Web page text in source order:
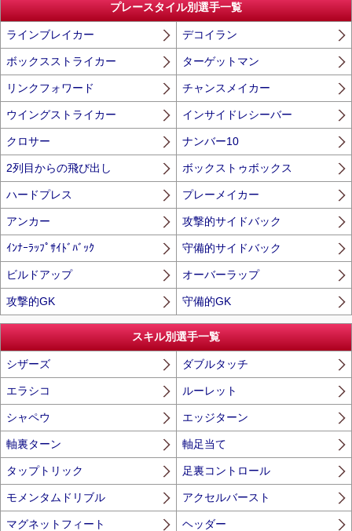
プレースタイル別選手一覧
ラインブレイカー デコイラン
ボックスストライカー ターゲットマン
リンクフォワード チャンスメイカー
ウイングストライカー インサイドレシーバー
クロサー ナンバー10
2列目からの飛び出し ボックストゥボックス
ハードプレス プレーメイカー
アンカー 攻撃的サイドバック
ｲﾝﾅｰﾗｯﾌﾟｻｲﾄﾞﾊﾞｯｸ 守備的サイドバック
ビルドアップ オーバーラップ
攻撃的GK 守備的GK
スキル別選手一覧
シザーズ ダブルタッチ
エラシコ ルーレット
シャペウ エッジターン
軸裏ターン 軸足当て
タップトリック 足裏コントロール
モメンタムドリブル アクセルバースト
マグネットフィート ヘッダー